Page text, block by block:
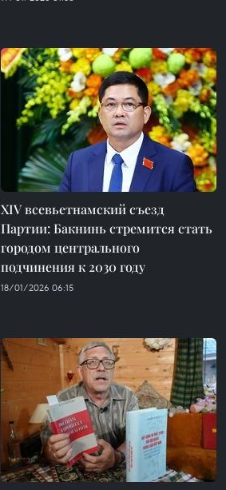
XIV всевьетнамский съезд
Партии: Бакнинь стремится стать
городом центрального
подчинения к 2030 году
18/01/2026 06:15